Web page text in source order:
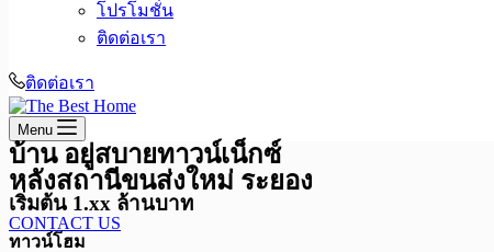
โปรโมชั่น
ติดต่อเรา
ติดต่อเรา
Menu
บ้าน อยู่สบายทาวน์เน็กซ์
หลังสถานีขนส่งใหม่ ระยอง
เริ่มต้น 1.xx ล้านบาท
CONTACT US
ทาวน์โฮม